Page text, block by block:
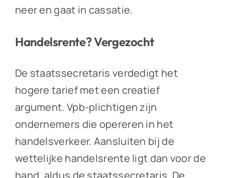
neer en gaat in cassatie.
Handelsrente? Vergezocht
De staatssecretaris verdedigt het
hogere tarief met een creatief
argument. Vpb-plichtigen zijn
ondernemers die opereren in het
handelsverkeer. Aansluiten bij de
wettelijke handelsrente ligt dan voor de
hand, aldus de staatssecretaris. De